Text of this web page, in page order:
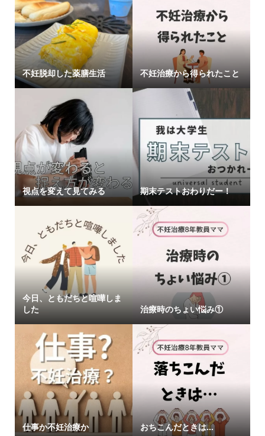
不妊脱却した薬膳生活 不妊治療から得られたこと
視点を変えて見てみる 期末テストおわりだー！
今日、ともだちと喧嘩しま
した
治療時のちょい悩み①
仕事か不妊治療か おちこんだときは…